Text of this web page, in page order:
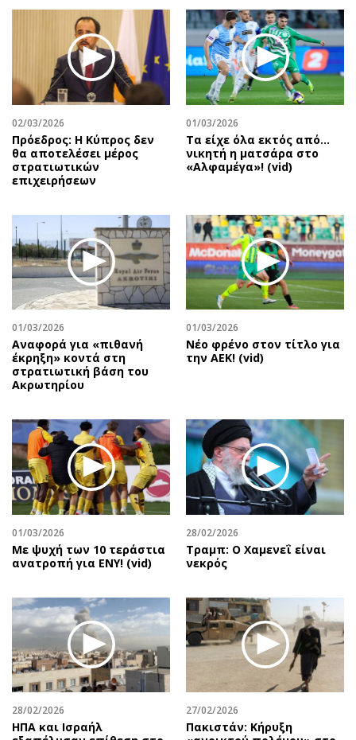
02/03/2026
Πρόεδρος: Η Κύπρος δεν
θα αποτελέσει μέρος
στρατιωτικών
επιχειρήσεων
01/03/2026
Τα είχε όλα εκτός από…
νικητή η ματσάρα στο
«Αλφαμέγα»! (vid)
01/03/2026
Αναφορά για «πιθανή
έκρηξη» κοντά στη
στρατιωτική βάση του
Ακρωτηρίου
01/03/2026
Νέο φρένο στον τίτλο για
την ΑΕΚ! (vid)
01/03/2026
Με ψυχή των 10 τεράστια
ανατροπή για ΕΝΥ! (vid)
28/02/2026
Τραμπ: Ο Χαμενεΐ είναι
νεκρός
28/02/2026
ΗΠΑ και Ισραήλ
27/02/2026
Πακιστάν: Κήρυξη